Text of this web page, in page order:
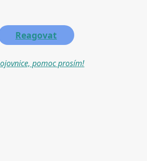
Reagovat
pomoc prosím!